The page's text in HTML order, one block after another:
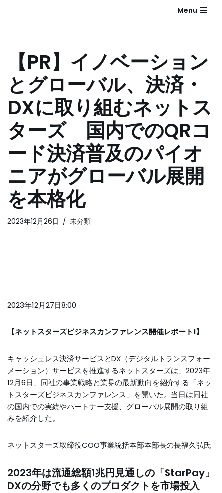
へ
キ
プ
Menu
【PR】イノベーション
とグローバル、決済・
DXに取り組むネットス
ターズ 国内でのQRコ
ード決済普及のパイオ
ニアがグローバル展開
を本格化
2023年12月26日 未分類
2023年12月27日8:00
【ネットスターズビジネスカンファレンス開催レポート1】
キャッシュレス決済サービスとDX（デジタルトランスフォー
メーション）サービスを推進するネットスターズは、2023年
12月6日、同社の事業戦略と業界の最新動向を紹介する「ネッ
トスターズビジネスカンファレンス」を開いた。当日は同社
の国内での実績やパートナー支援、グローバル展開の取り組
みを紹介した。
ネットスターズ取締役COO事業統括本部本部長の長福久弘氏
2023年は流通総額1兆円見通しの「StarPay」
DXの分野でも多くのプロダクトを市場投入